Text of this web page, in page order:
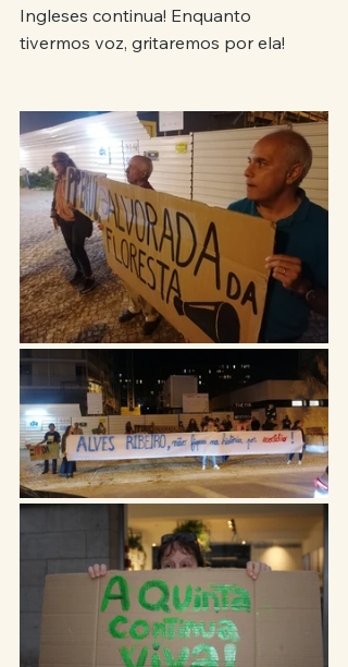
Ingleses continua! Enquanto
tivermos voz, gritaremos por ela!